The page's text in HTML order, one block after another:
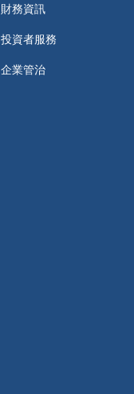
財務資訊
投資者服務
企業管治